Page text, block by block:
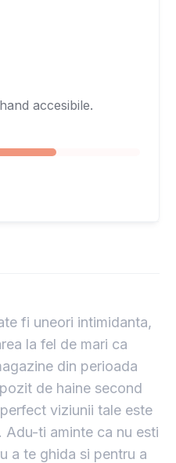
accesibile.
fi uneori intimidanta,
la fel de mari ca
din perioada
de haine second
viziunii tale este
ti aminte ca nu esti
a te ghida si pentru a